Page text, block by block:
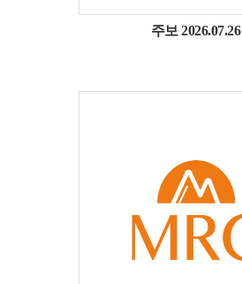
주보 2026.07.26